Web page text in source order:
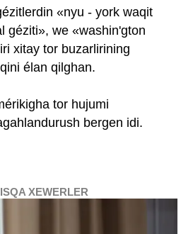
«nyu - york waqit
géziti», we «washin'gton
xitay tor buzarlirining
élan qilghan.
tor hujumi
bergen idi.
XEWERLER